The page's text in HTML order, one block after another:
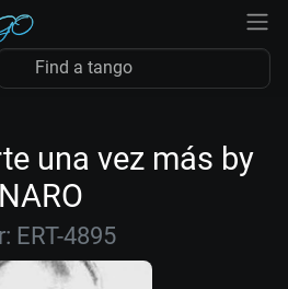
una vez más by
ERT-4895